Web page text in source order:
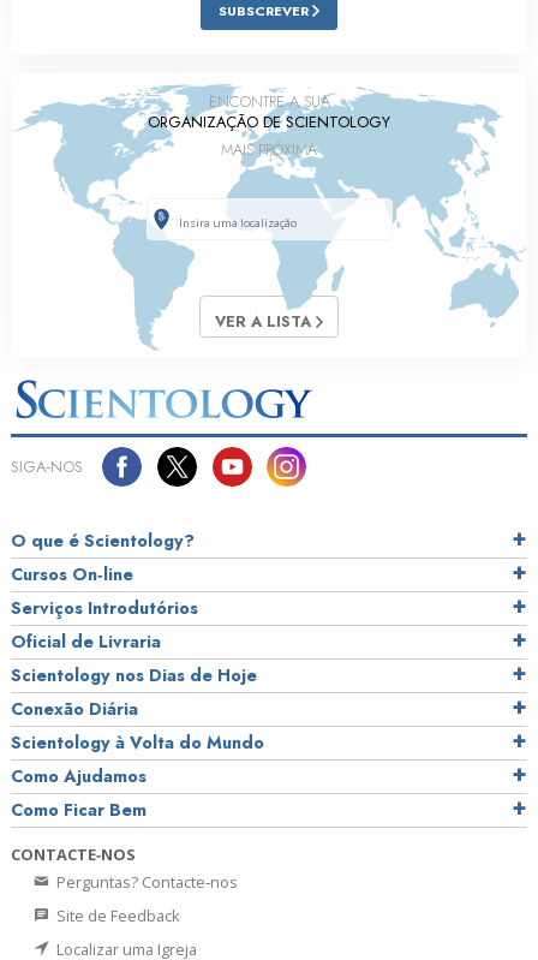
SUBSCREVER
ENCONTRE A SUA
ORGANIZAÇÃO DE SCIENTOLOGY
MAIS PRÓXIMA
VER A LISTA
SIGA‑NOS
O que é Scientology?
Cursos On‑line
Serviços Introdutórios
Oficial de Livraria
Scientology nos Dias de Hoje
Conexão Diária
Scientology à Volta do Mundo
Como Ajudamos
Como Ficar Bem
CONTACTE‑NOS
Perguntas? Contacte‑nos
Site de Feedback
Localizar uma Igreja